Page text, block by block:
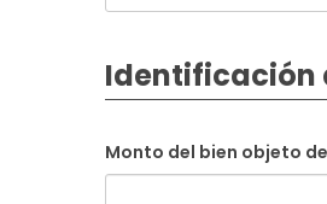
Identificación
Monto del bien objeto